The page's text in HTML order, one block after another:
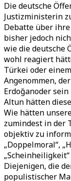
Die deutsche
Justizministerin
Debatte über
bisher jedoch
wie die deutsche
wohl reagiert
Türkei oder
Angenommen,
Erdoğanoder
Altun hätten
Wie hätten
zumindest in der
objektiv zu
„Doppelmoral“,
Diejenigen, die
populistischer